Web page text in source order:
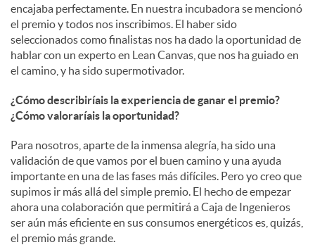
encajaba perfectamente. En nuestra incubadora se mencionó
el premio y todos nos inscribimos. El haber sido
seleccionados como finalistas nos ha dado la oportunidad de
hablar con un experto en Lean Canvas, que nos ha guiado en
el camino, y ha sido supermotivador.
¿Cómo describiríais la experiencia de ganar el premio?
¿Cómo valoraríais la oportunidad?
Para nosotros, aparte de la inmensa alegría, ha sido una
validación de que vamos por el buen camino y una ayuda
importante en una de las fases más difíciles. Pero yo creo que
supimos ir más allá del simple premio. El hecho de empezar
ahora una colaboración que permitirá a Caja de Ingenieros
ser aún más eficiente en sus consumos energéticos es, quizás,
el premio más grande.